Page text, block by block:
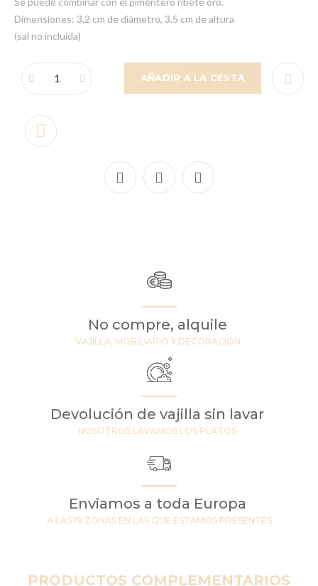
Dimensiones: 3,2 cm de diámetro, 3,5 cm de altura
(sal no incluída)
AÑADIR A LA CESTA
No compre, alquile
VAJILLA, MOBILIARIO Y DECORACIÓN
Devolución de vajilla sin lavar
NOSOTROS LAVAMOS LOS PLATOS
Enviamos a toda Europa
A LAS 19 ZONAS EN LAS QUE ESTAMOS PRESENTES
PRODUCTOS COMPLEMENTARIOS